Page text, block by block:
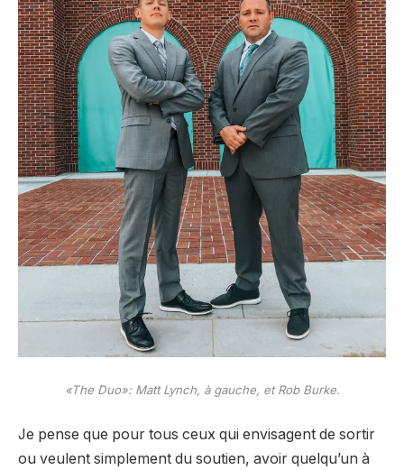
«The Duo»: Matt Lynch, à gauche, et Rob Burke.
Je pense que pour tous ceux qui envisagent de sortir
ou veulent simplement du soutien, avoir quelqu’un à